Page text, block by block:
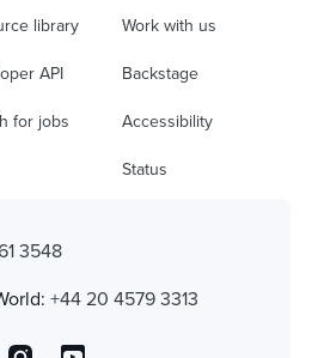
library
API
for jobs
Work with us
Backstage
Accessibility
Status
3548
+44 20 4579 3313